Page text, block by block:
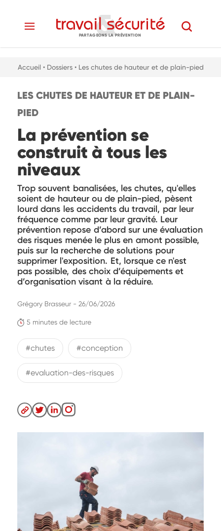
PARTAGEONS LA PRÉVENTION
Accueil • Dossiers • Les chutes de hauteur et de plain-pied
LES CHUTES DE HAUTEUR ET DE PLAIN-
PIED
La prévention se
construit à tous les
niveaux
Trop souvent banalisées, les chutes, qu'elles
soient de hauteur ou de plain-pied, pèsent
lourd dans les accidents du travail, par leur
fréquence comme par leur gravité. Leur
prévention repose d’abord sur une évaluation
des risques menée le plus en amont possible,
puis sur la recherche de solutions pour
supprimer l'exposition. Et, lorsque ce n'est
pas possible, des choix d’équipements et
d’organisation visant à la réduire.
5 minutes de lecture
Grégory Brasseur - 26/06/2026
#chutes #conception
#evaluation-des-risques